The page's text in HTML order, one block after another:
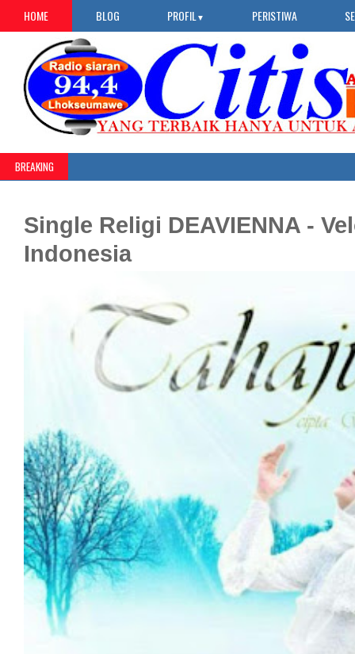
HOME BLOG PROFIL ▼ PERISTIWA
BREAKING
Single Religi DEAVIENNA -
Indonesia